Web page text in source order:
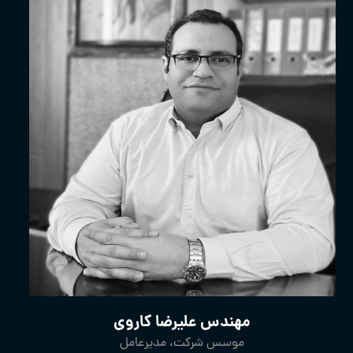
مهندس علیرضا کاروی
موسس شرکت، مدیرعامل